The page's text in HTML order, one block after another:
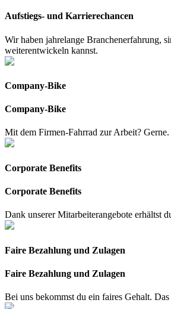
Aufstiegs- und Karrierechancen
Wir haben jahrelange Branchenerfahrung,
weiterentwickeln kannst.
Company-Bike
Company-Bike
Mit dem Firmen-Fahrrad zur Arbeit?
Corporate Benefits
Corporate Benefits
Dank unserer Mitarbeiterangebote erhältst
Faire Bezahlung und Zulagen
Faire Bezahlung und Zulagen
Bei uns bekommst du ein faires Gehalt. Das